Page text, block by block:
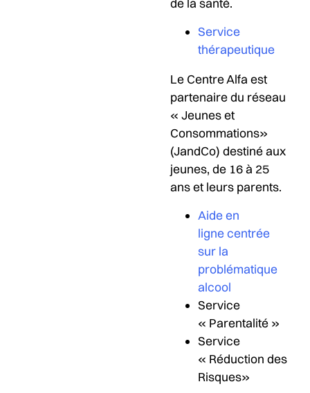
de la santé.
Service
thérapeutique
Le Centre Alfa est
partenaire du réseau
« Jeunes et
Consommations»
(JandCo) destiné aux
jeunes, de 16 à 25
ans et leurs parents.
Aide en
ligne centrée
sur la
problématique
alcool
Service
« Parentalité »
Service
« Réduction des
Risques»